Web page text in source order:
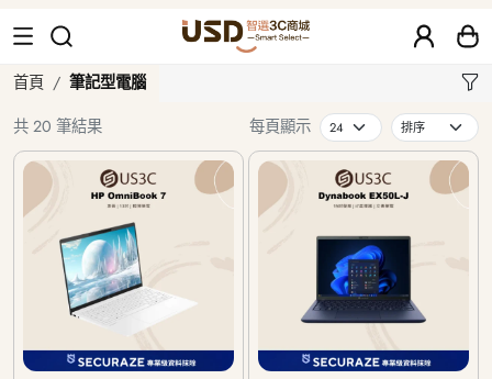
筆記型電腦
首頁
筆記型電腦
共 20 筆結果
每頁顯示